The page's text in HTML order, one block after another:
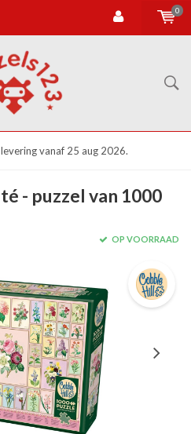
0
vanaf 25 aug 2026.
- puzzel van 1000
OP VOORRAAD